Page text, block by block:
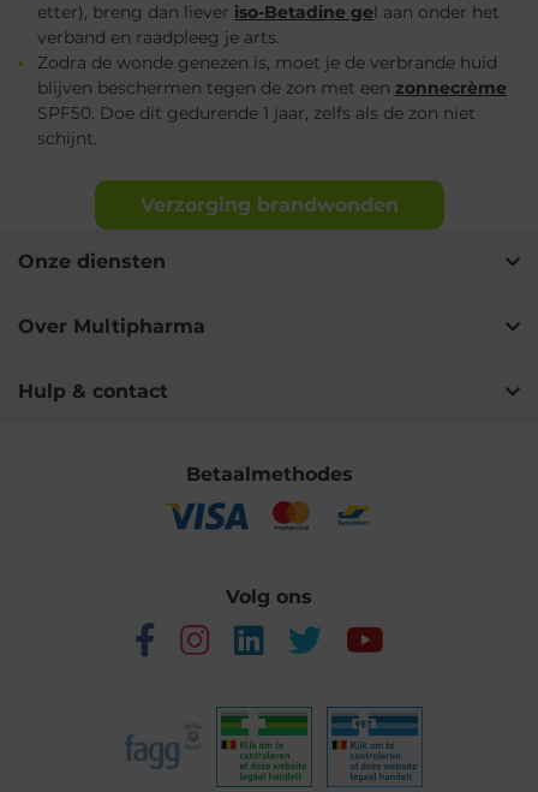
etter), breng dan liever iso-Betadine ge l aan onder het
verband en raadpleeg je arts.
Zodra de wonde genezen is, moet je de verbrande huid
blijven beschermen tegen de zon met een zonnecrème
SPF50. Doe dit gedurende 1 jaar, zelfs als de zon niet
schijnt.
Verzorging brandwonden
Onze diensten
Over Multipharma
Hulp & contact
Betaalmethodes
Volg ons